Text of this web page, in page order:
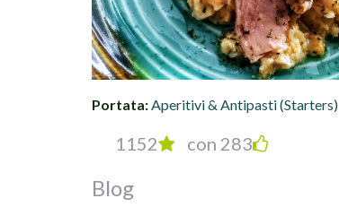
Portata:Aperitivi & Antipasti (Starters)
1152 con 283
Blog